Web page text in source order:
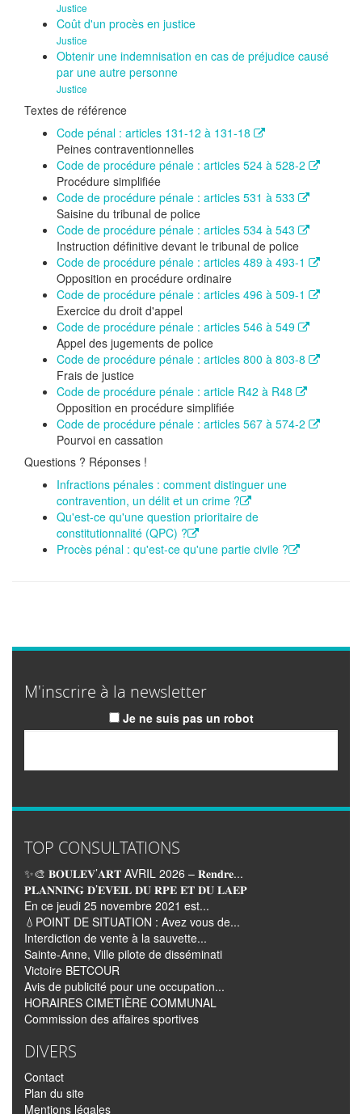
Justice
Coût d'un procès en justice
Justice
Obtenir une indemnisation en cas de préjudice causé
par une autre personne
Justice
Textes de référence
Code pénal : articles 131-12 à 131-18
Peines contraventionnelles
Code de procédure pénale : articles 524 à 528-2
Procédure simplifiée
Code de procédure pénale : articles 531 à 533
Saisine du tribunal de police
Code de procédure pénale : articles 534 à 543
Instruction définitive devant le tribunal de police
Code de procédure pénale : articles 489 à 493-1
Opposition en procédure ordinaire
Code de procédure pénale : articles 496 à 509-1
Exercice du droit d'appel
Code de procédure pénale : articles 546 à 549
Appel des jugements de police
Code de procédure pénale : articles 800 à 803-8
Frais de justice
Code de procédure pénale : article R42 à R48
Opposition en procédure simplifiée
Code de procédure pénale : articles 567 à 574-2
Pourvoi en cassation
Questions ? Réponses !
Infractions pénales : comment distinguer une
contravention, un délit et un crime ?
Qu'est-ce qu'une question prioritaire de
constitutionnalité (QPC) ?
Procès pénal : qu'est-ce qu'une partie civile ?
M'inscrire à la newsletter
Je ne suis pas un robot
TOP CONSULTATIONS
✨🎨 𝐁𝐎𝐔𝐋𝐄𝐕’𝐀𝐑𝐓 AVRIL 2026 – 𝐑𝐞𝐧𝐝𝐫𝐞...
𝐏𝐋𝐀𝐍𝐍𝐈𝐍𝐆 𝐃’𝐄𝐕𝐄𝐈𝐋 𝐃𝐔 𝐑𝐏𝐄 𝐄𝐓 𝐃𝐔 𝐋𝐀𝐄𝐏
En ce jeudi 25 novembre 2021 est...
💧POINT DE SITUATION : Avez vous de...
Interdiction de vente à la sauvette...
Sainte-Anne, Ville pilote de disséminati
Victoire BETCOUR
Avis de publicité pour une occupation...
HORAIRES CIMETIÈRE COMMUNAL
Commission des affaires sportives
DIVERS
Contact
Plan du site
Mentions légales